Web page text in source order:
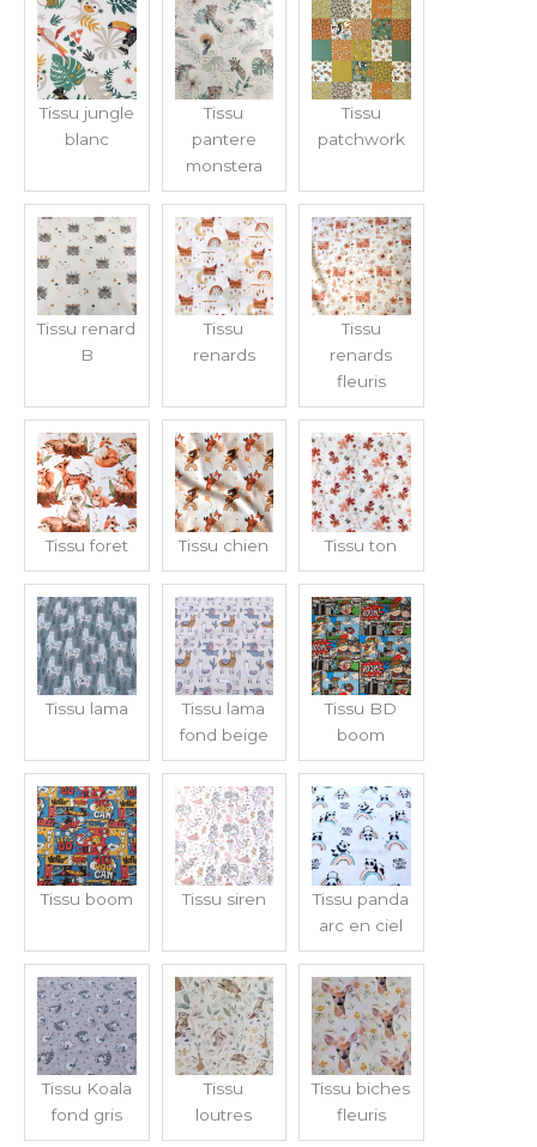
Tissu jungle
blanc
Tissu
pantere
monstera
Tissu
patchwork
Tissu renard
B
Tissu
renards
Tissu
renards
fleuris
Tissu foret Tissu chien Tissu ton
Tissu lama
Tissu lama
fond beige
Tissu BD
boom
Tissu boom Tissu siren
Tissu panda
arc en ciel
Tissu Koala
fond gris
Tissu
loutres
Tissu biches
fleuris